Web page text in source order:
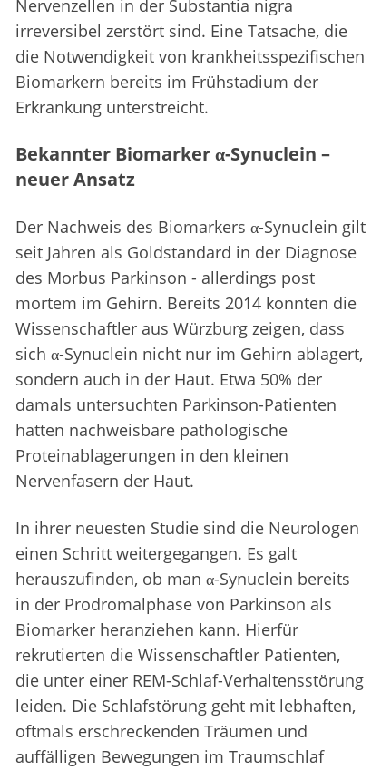
Nervenzellen in der Substantia nigra
irreversibel zerstört sind. Eine Tatsache, die
die Notwendigkeit von krankheitsspezifischen
Biomarkern bereits im Frühstadium der
Erkrankung unterstreicht.
Bekannter Biomarker α-Synuclein –
neuer Ansatz
Der Nachweis des Biomarkers α-Synuclein gilt
seit Jahren als Goldstandard in der Diagnose
des Morbus Parkinson - allerdings post
mortem im Gehirn. Bereits 2014 konnten die
Wissenschaftler aus Würzburg zeigen, dass
sich α-Synuclein nicht nur im Gehirn ablagert,
sondern auch in der Haut. Etwa 50% der
damals untersuchten Parkinson-Patienten
hatten nachweisbare pathologische
Proteinablagerungen in den kleinen
Nervenfasern der Haut.
In ihrer neuesten Studie sind die Neurologen
einen Schritt weitergegangen. Es galt
herauszufinden, ob man α-Synuclein bereits
in der Prodromalphase von Parkinson als
Biomarker heranziehen kann. Hierfür
rekrutierten die Wissenschaftler Patienten,
die unter einer REM-Schlaf-Verhaltensstörung
leiden. Die Schlafstörung geht mit lebhaften,
oftmals erschreckenden Träumen und
auffälligen Bewegungen im Traumschlaf